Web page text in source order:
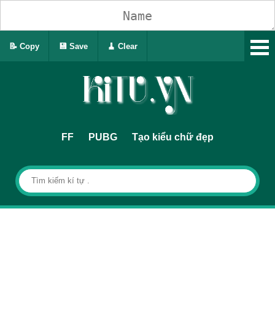
FF PUBG Tạo kiểu chữ đẹp
📝 Copy 💾 Save 🧹 Clear